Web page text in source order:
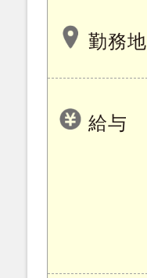
勤務地
給与